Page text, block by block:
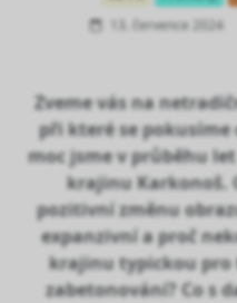
13. července 2024
Zveme vás na
při které se
moc jsme v průběhu
krajinu Karkonoš.
pozitivní změnu
expanzivní a proč
krajinu typickou pro
zabetonování? Co s